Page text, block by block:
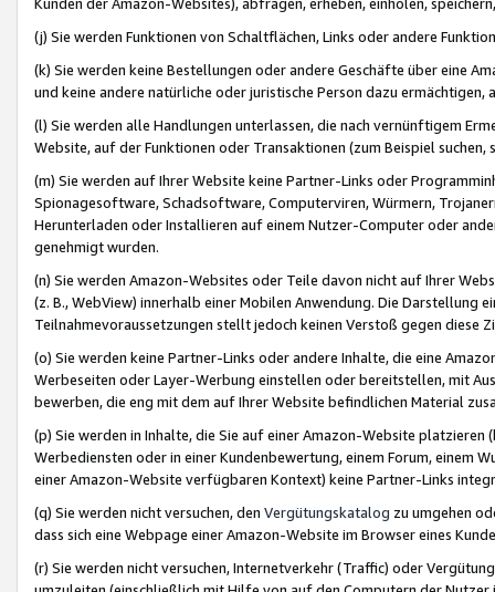
(j) Sie werden Funktionen von Schaltflächen, Links oder andere
(k) Sie werden keine Bestellungen oder andere Geschäfte über eine
und keine andere natürliche oder juristische Person dazu
(l) Sie werden alle Handlungen unterlassen, die nach vernünftigem
Website, auf der Funktionen oder Transaktionen (zum Beispiel
(m) Sie werden auf Ihrer Website keine Partner-Links oder
Spionagesoftware, Schadsoftware, Computerviren, Würmern,
Herunterladen oder Installieren auf einem Nutzer-Computer oder
genehmigt wurden.
(n) Sie werden Amazon-Websites oder Teile davon nicht auf Ihrer
(z. B., WebView) innerhalb einer Mobilen Anwendung. Die Darstellung
Teilnahmevoraussetzungen stellt jedoch keinen Verstoß gegen diese
(o) Sie werden keine Partner-Links oder andere Inhalte, die eine
Werbeseiten oder Layer-Werbung einstellen oder bereitstellen, mit
bewerben, die eng mit dem auf Ihrer Website befindlichen Material
(p) Sie werden in Inhalte, die Sie auf einer Amazon-Website
Werbediensten oder in einer Kundenbewertung, einem Forum, einem
einer Amazon-Website verfügbaren Kontext) keine Partner-Links
(q) Sie werden nicht versuchen, den Vergütungskatalog zu umgehen
dass sich eine Webpage einer Amazon-Website im Browser eines
(r) Sie werden nicht versuchen, Internetverkehr (Traffic) oder